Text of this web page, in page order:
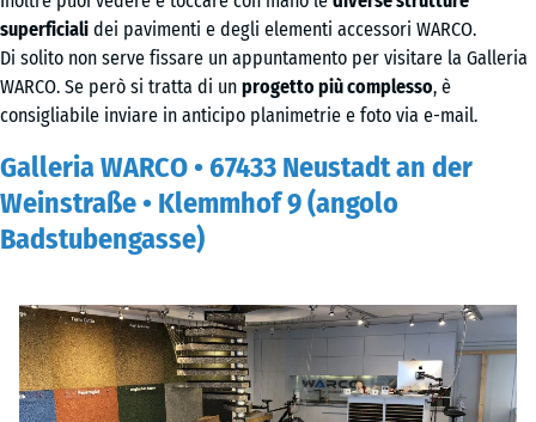
superficiali dei pavimenti e degli elementi accessori WARCO.
Di solito non serve fissare un appuntamento per visitare la Galleria
WARCO. Se però si tratta di un progetto più complesso, è
consigliabile inviare in anticipo planimetrie e foto via e-mail.
Galleria WARCO • 67433 Neustadt an der
Weinstraße • Klemmhof 9 (angolo
Badstubengasse)